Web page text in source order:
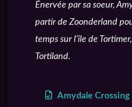
Énervée par sa soeur,
partir de Zoonderland
temps sur l’île de
Tortiland.
Amydale